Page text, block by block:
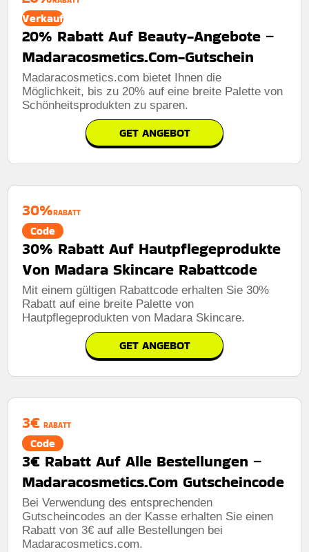
Verkauf
20% Rabatt Auf Beauty-Angebote –
Madaracosmetics.Com-Gutschein
Madaracosmetics.com bietet Ihnen die
Möglichkeit, bis zu 20% auf eine breite Palette von
Schönheitsprodukten zu sparen.
GET ANGEBOT
30%RABATT
Code
30% Rabatt Auf Hautpflegeprodukte
Von Madara Skincare Rabattcode
Mit einem gültigen Rabattcode erhalten Sie 30%
Rabatt auf eine breite Palette von
Hautpflegeprodukten von Madara Skincare.
GET ANGEBOT
3€ RABATT
Code
3€ Rabatt Auf Alle Bestellungen –
Madaracosmetics.Com Gutscheincode
Bei Verwendung des entsprechenden
Gutscheincodes an der Kasse erhalten Sie einen
Rabatt von 3€ auf alle Bestellungen bei
Madaracosmetics.com.